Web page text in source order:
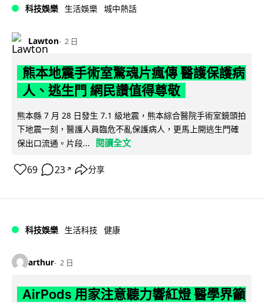
科技娛樂 生活娛樂 城中熱話
Lawton 2 日
熊本地震手術室驚魂片瘋傳 醫護保護病
人、逃生門 網民讚值得尊敬
熊本縣 7 月 28 日發生 7.1 級地震，熊本綜合醫院手術室鏡頭拍
下地震一刻，醫護人員臨危不亂保護病人，更馬上開逃生門確
保出口流通。片段...
閱讀全文
69 23 ↗ 分享
科技娛樂 生活科技 健康
arthur 2 日
AirPods 用家注意聽力響紅燈 醫學界籲